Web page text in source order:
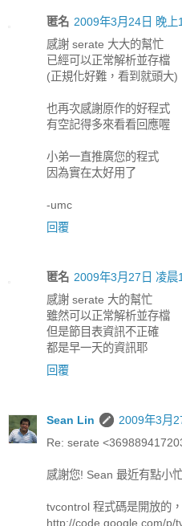
匿名 2009年3月24日 晚上
感謝 serate 大大的幫忙
已經可以正常解析並存檔
(正規化好難，看到就頭大)
也再次感謝原作的好程式
有空記得多來看看回應喔
小弟一直推廣您的程式
因為實在太好用了
-umc
回覆
匿名 2009年3月27日 凌晨
感謝 serate 大的幫忙
雖然可以正常解析並存檔
但是節目表資訊不正確
都是早一天的資訊耶
回覆
Sean Lin
2009年3月
Re: serate
感謝您! Sean 最近有點小
tvcontrol 程式碼是開放的
http://code.google.com/p/